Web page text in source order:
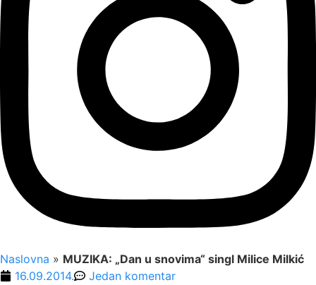
Naslovna » MUZIKA: „Dan u snovima“ singl Milice Milkić
16.09.2014.
Jedan komentar